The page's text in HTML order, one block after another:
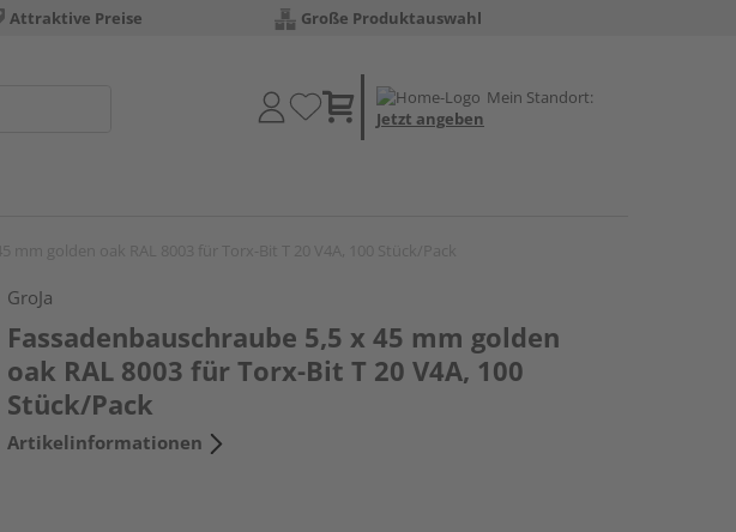
Attraktive Preise Große Produktauswahl
Mein Standort:
Jetzt angeben
GroJa
Fassadenbauschraube 5,5 x 45 mm golden
oak RAL 8003 für Torx-Bit T 20 V4A, 100
Stück/Pack
Artikelinformationen